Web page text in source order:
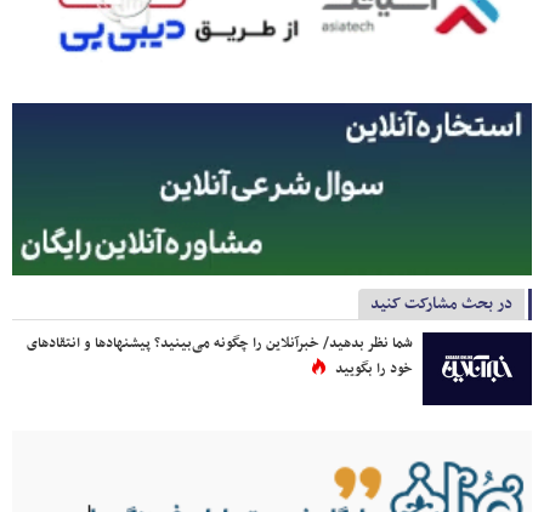
در بحث مشارکت کنید
شما نظر بدهید/ خبرآنلاین را چگونه می‌بینید؟ پیشنهادها و انتقادهای
خود را بگویید